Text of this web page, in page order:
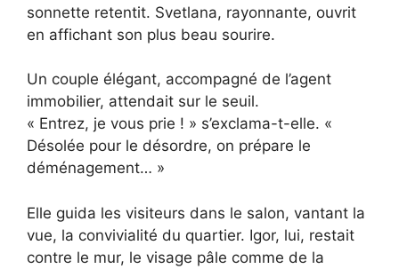
sonnette retentit. Svetlana, rayonnante, ouvrit
en affichant son plus beau sourire.
Un couple élégant, accompagné de l’agent
immobilier, attendait sur le seuil.
« Entrez, je vous prie ! » s’exclama-t-elle. «
Désolée pour le désordre, on prépare le
déménagement… »
Elle guida les visiteurs dans le salon, vantant la
vue, la convivialité du quartier. Igor, lui, restait
contre le mur, le visage pâle comme de la